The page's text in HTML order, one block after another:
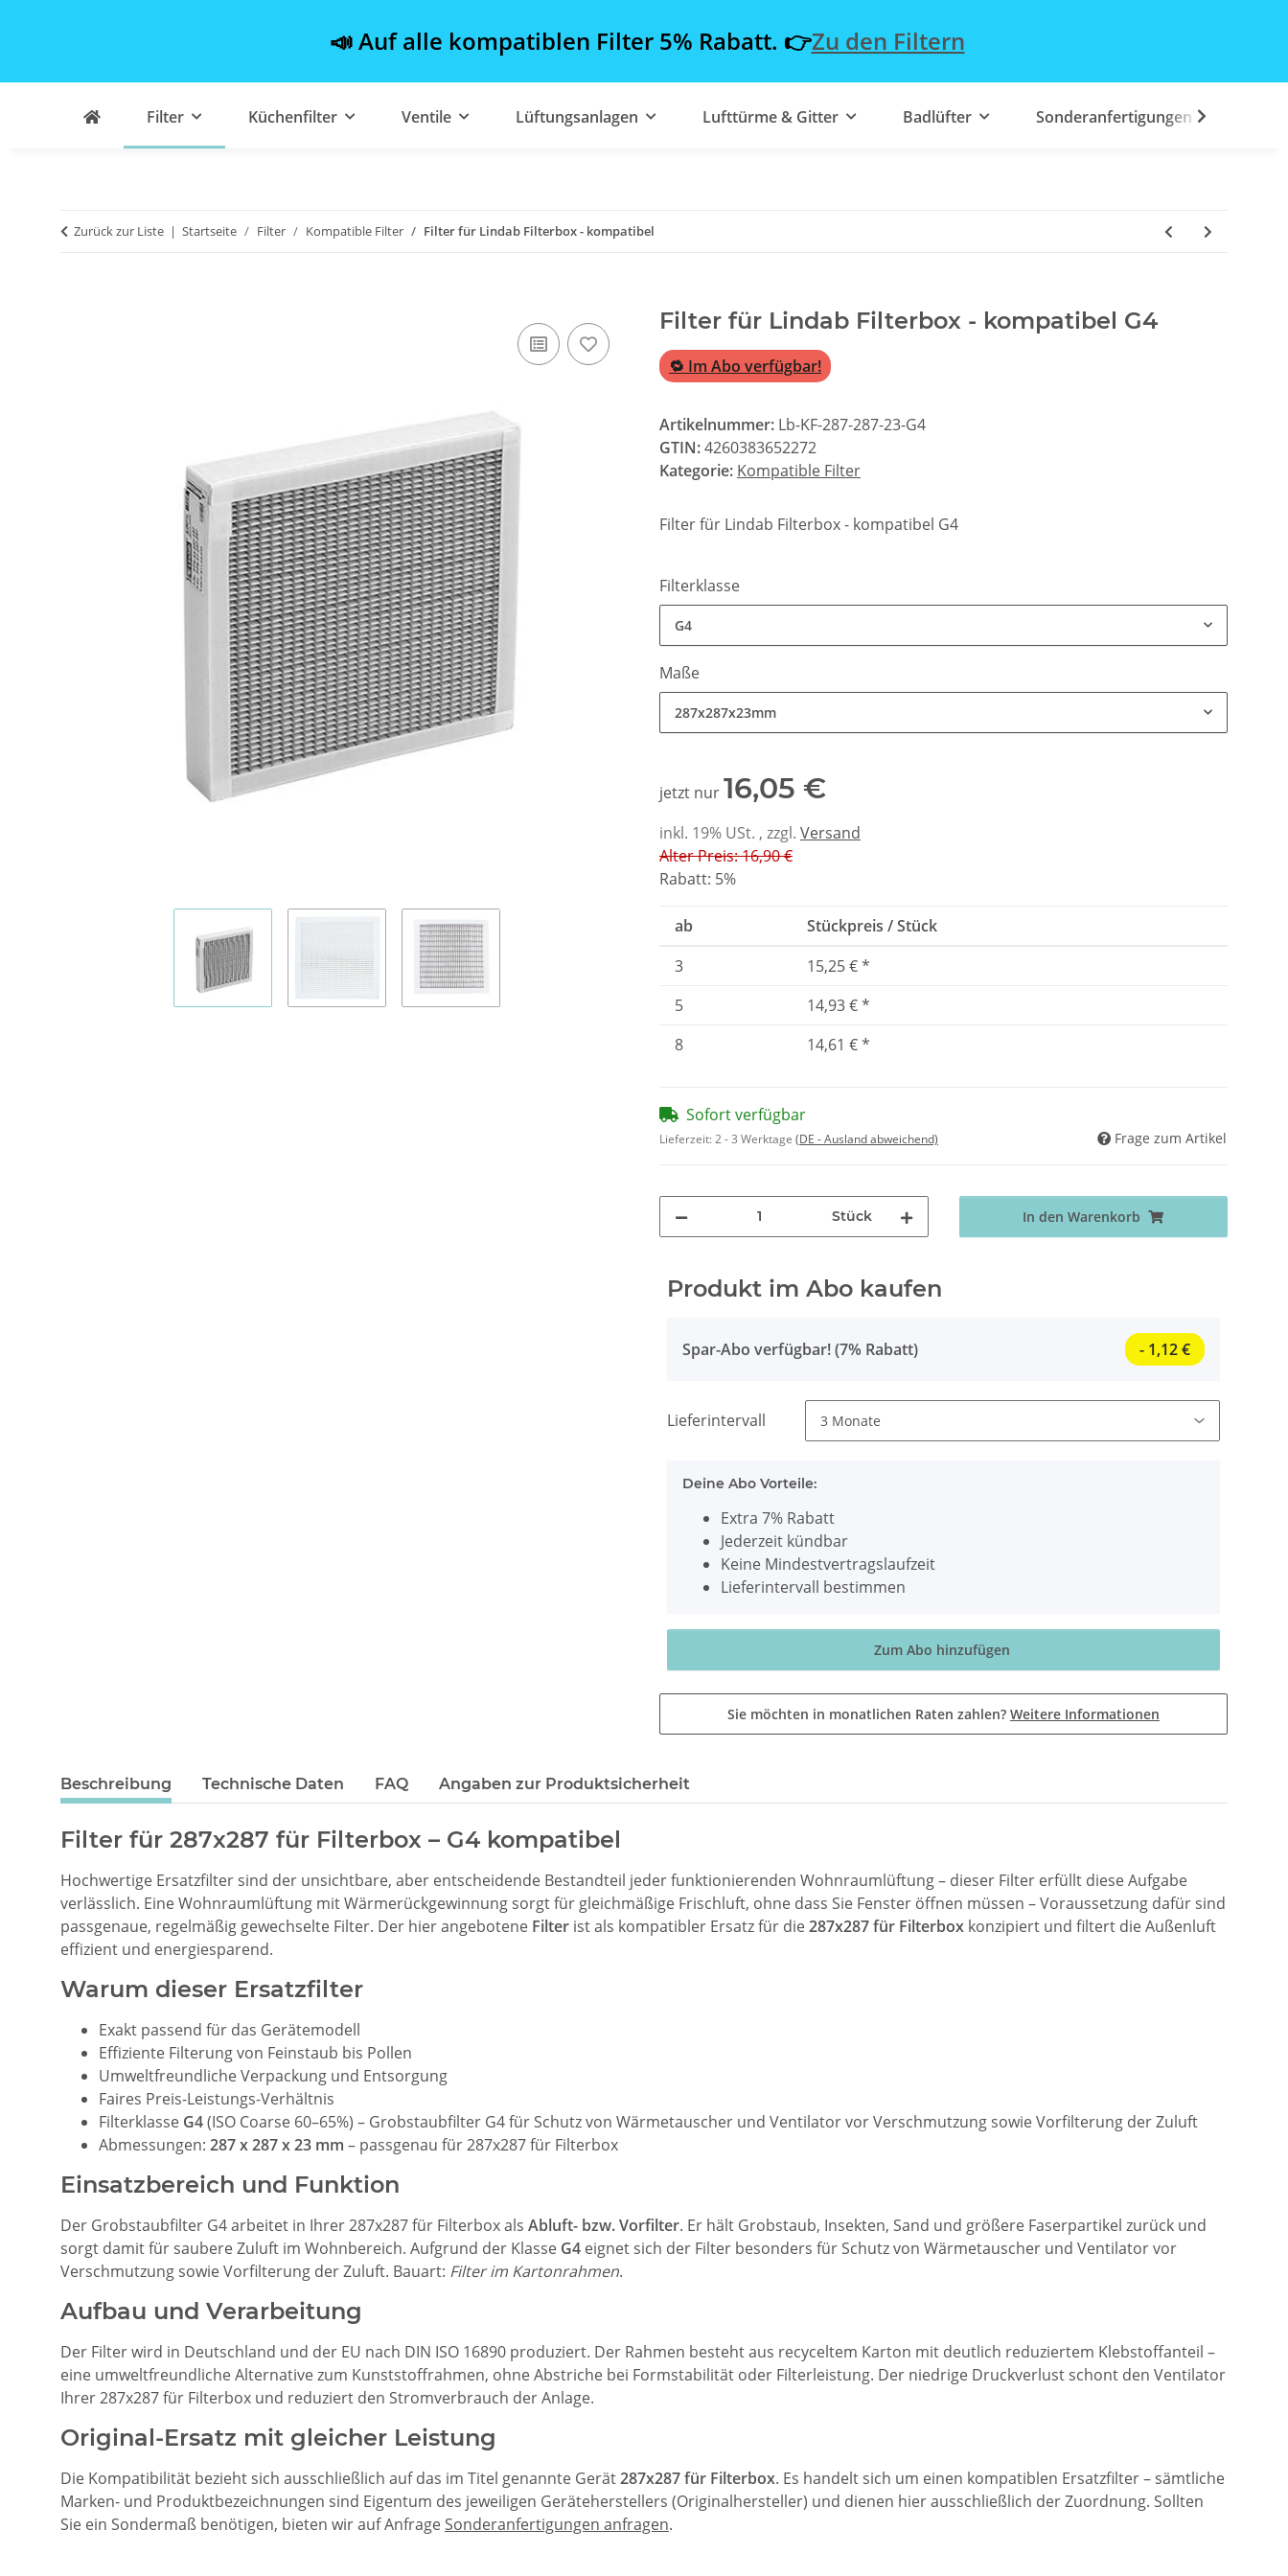
📣 Auf alle kompatiblen Filter 5% Rabatt. 👉Zu den Filtern
Filter Küchenfilter Ventile Lüftungsanlagen Lufttürme & Gitter Badlüfter Sonderanfertigungen
Zurück zur Liste Startseite Filter Kompatible Filter Filter für Lindab Filterbox - kompatibel
Filter für Lindab Filterbox - kompatibel G4
🔁 Im Abo verfügbar!
Artikelnummer: Lb-KF-287-287-23-G4
GTIN:4260383652272
Kategorie: Kompatible Filter
Filter für Lindab Filterbox - kompatibel G4
Filterklasse
G4
Maße
287x287x23mm
jetzt nur16,05 €
inkl. 19% USt. , zzgl. Versand
Alter Preis: 16,90 €
Rabatt: 5%
ab
Stückpreis / Stück
3
15,25 €*
5
14,93 €*
8
14,61 €*
Sofort verfügbar
Lieferzeit:2 - 3 Werktage (DE - Ausland abweichend) Frage zum Artikel
Stück In den Warenkorb
Produkt im Abo kaufen
Spar-Abo verfügbar! (7% Rabatt) - 1,12 €
Lieferintervall
Deine Abo Vorteile:
Extra 7% Rabatt
Jederzeit kündbar
Keine Mindestvertragslaufzeit
Lieferintervall bestimmen
Zum Abo hinzufügen
Sie möchten in monatlichen Raten zahlen? Weitere Informationen
Beschreibung Technische Daten FAQ Angaben zur Produktsicherheit
Filter für 287x287 für Filterbox – G4 kompatibel
Hochwertige Ersatzfilter sind der unsichtbare, aber entscheidende Bestandteil jeder funktionierenden Wohnraumlüftung – dieser Filter erfüllt diese Aufgabe
verlässlich. Eine Wohnraumlüftung mit Wärmerückgewinnung sorgt für gleichmäßige Frischluft, ohne dass Sie Fenster öffnen müssen – Voraussetzung dafür sind
passgenaue, regelmäßig gewechselte Filter. Der hier angebotene Filter ist als kompatibler Ersatz für die287x287 für Filterbox konzipiert und filtert die Außenluft
effizient und energiesparend.
Warum dieser Ersatzfilter
Exakt passend für das Gerätemodell
Effiziente Filterung von Feinstaub bis Pollen
Umweltfreundliche Verpackung und Entsorgung
Faires Preis-Leistungs-Verhältnis
Filterklasse G4(ISO Coarse 60–65%) – Grobstaubfilter G4 für Schutz von Wärmetauscher und Ventilator vor Verschmutzung sowie Vorfilterung der Zuluft
Abmessungen: 287 x 287 x 23 mm – passgenau für 287x287 für Filterbox
Einsatzbereich und Funktion
Der Grobstaubfilter G4 arbeitet in Ihrer 287x287 für Filterbox als Abluft- bzw. Vorfilter. Er hält Grobstaub, Insekten, Sand und größere Faserpartikel zurück und
sorgt damit für saubere Zuluft im Wohnbereich. Aufgrund der Klasse G4 eignet sich der Filter besonders für Schutz von Wärmetauscher und Ventilator vor
Verschmutzung sowie Vorfilterung der Zuluft. Bauart: Filter im Kartonrahmen.
Aufbau und Verarbeitung
Der Filter wird in Deutschland und der EU nach DIN ISO 16890 produziert. Der Rahmen besteht aus recyceltem Karton mit deutlich reduziertem Klebstoffanteil –
eine umweltfreundliche Alternative zum Kunststoffrahmen, ohne Abstriche bei Formstabilität oder Filterleistung. Der niedrige Druckverlust schont den Ventilator
Ihrer 287x287 für Filterbox und reduziert den Stromverbrauch der Anlage.
Original-Ersatz mit gleicher Leistung
Die Kompatibilität bezieht sich ausschließlich auf das im Titel genannte Gerät287x287 für Filterbox. Es handelt sich um einen kompatiblen Ersatzfilter – sämtliche
Marken- und Produktbezeichnungen sind Eigentum des jeweiligen Geräteherstellers (Originalhersteller) und dienen hier ausschließlich der Zuordnung. Sollten
Sie ein Sondermaß benötigen, bieten wir auf Anfrage Sonderanfertigungen anfragen.